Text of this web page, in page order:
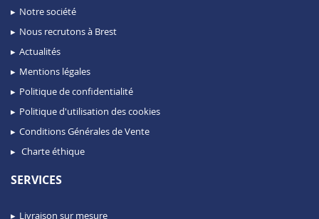
Notre société
Nous recrutons à Brest
Actualités
Mentions légales
Politique de confidentialité
Politique d'utilisation des cookies
Conditions Générales de Vente
Charte éthique
SERVICES
Livraison sur mesure